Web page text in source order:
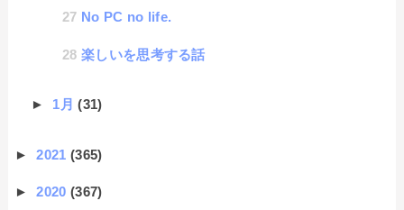
No PC no life.
楽しいを思考する話
► 1月(31)
►2021(365)
►2020(367)